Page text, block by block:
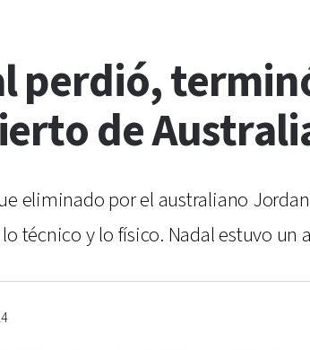
perdió,
de
eliminado por el australiano
técnico y lo físico. Nadal estuvo un